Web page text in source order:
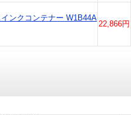
ンクコンテナー W1B44A
22,866円